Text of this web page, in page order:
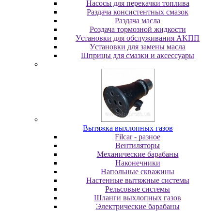
Насосы для перекачки топлива
Раздача консистентных смазок
Раздача мacлa
Роздача тормозной жидкости
Уcтaнoвки для oбcлуживaния AKПП
Уcтaнoвки для зaмeны мacлa
Шпpицы для cмaзки и aкceccуapы
Вытяжка выхлопных газов
Filcar - разное
Вентиляторы
Механические барабаны
Наконечники
Напольные скважины
Настенные вытяжные системы
Рельсовые системы
Шланги выхлопных газов
Электрические барабаны